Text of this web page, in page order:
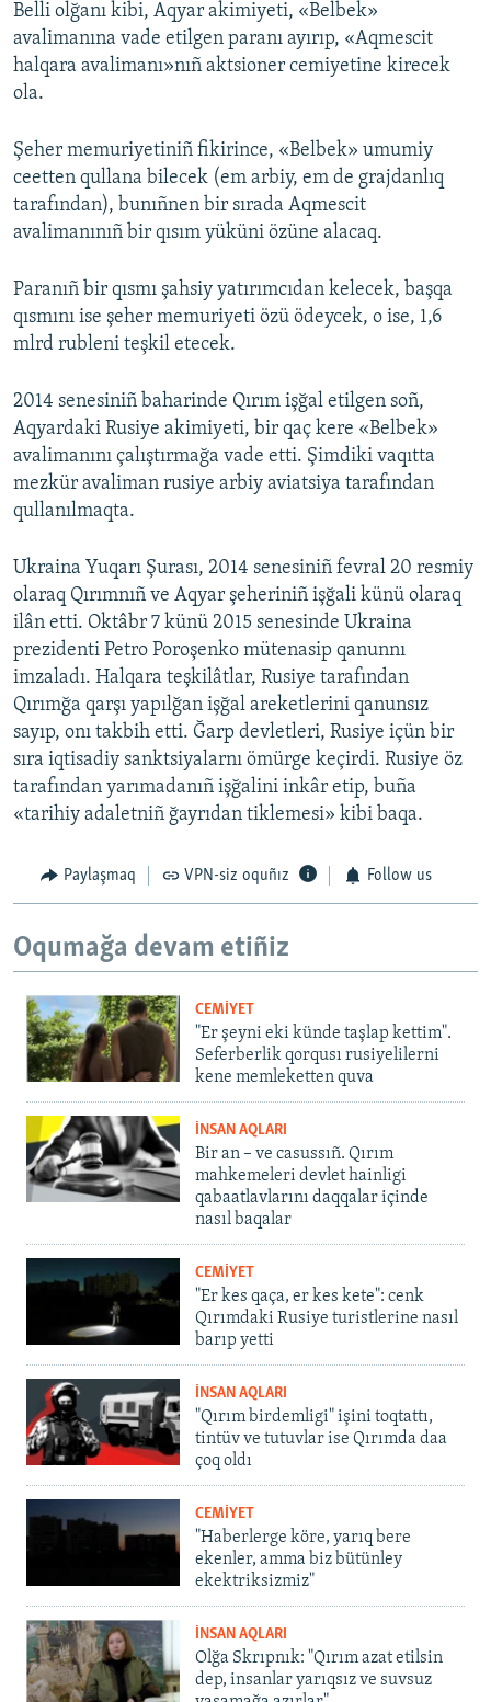
Belli olğanı kibi, Aqyar akimiyeti, «Belbek»
avalimanına vade etilgen paranı ayırıp, «Aqmescit
halqara avalimanı»nıñ aktsioner cemiyetine kirecek
ola.
Şeher memuriyetiniñ fikirince, «Belbek» umumiy
ceetten qullana bilecek (em arbiy, em de grajdanlıq
tarafından), bunıñnen bir sırada Aqmescit
avalimanınıñ bir qısım yüküni özüne alacaq.
Paranıñ bir qısmı şahsiy yatırımcıdan kelecek, başqa
qısmını ise şeher memuriyeti özü ödeycek, o ise, 1,6
mlrd rubleni teşkil etecek.
2014 senesiniñ baharinde Qırım işğal etilgen soñ,
Aqyardaki Rusiye akimiyeti, bir qaç kere «Belbek»
avalimanını çalıştırmağa vade etti. Şimdiki vaqıtta
mezkür avaliman rusiye arbiy aviatsiya tarafından
qullanılmaqta.
Ukraina Yuqarı Şurası, 2014 senesiniñ fevral 20 resmiy
olaraq Qırımnıñ ve Aqyar şeheriniñ işğali künü olaraq
ilân etti. Oktâbr 7 künü 2015 senesinde Ukraina
prezidenti Petro Poroşenko mütenasip qanunnı
imzaladı. Halqara teşkilâtlar, Rusiye tarafından
Qırımğa qarşı yapılğan işğal areketlerini qanunsız
sayıp, onı takbih etti. Ğarp devletleri, Rusiye içün bir
sıra iqtisadiy sanktsiyalarnı ömürge keçirdi. Rusiye öz
tarafından yarımadanıñ işğalini inkâr etip, buña
«tarihiy adaletniñ ğayrıdan tiklemesi» kibi baqa.
Paylaşmaq VPN-siz oquñız Follow us
Oqumağa devam etiñiz
CEMİYET
"Er şeyni eki künde taşlap kettim".
Seferberlik qorqusı rusiyelilerni
kene memleketten quva
İNSAN AQLARI
Bir an – ve casussıñ. Qırım
mahkemeleri devlet hainligi
qabaatlavlarını daqqalar içinde
nasıl baqalar
CEMİYET
"Er kes qaça, er kes kete": cenk
Qırımdaki Rusiye turistlerine nasıl
barıp yetti
İNSAN AQLARI
"Qırım birdemligi" işini toqtattı,
tintüv ve tutuvlar ise Qırımda daa
çoq oldı
CEMİYET
"Haberlerge köre, yarıq bere
ekenler, amma biz bütünley
ekektriksizmiz"
İNSAN AQLARI
Olğa Skrıpnık: "Qırım azat etilsin
dep, insanlar yarıqsız ve suvsuz